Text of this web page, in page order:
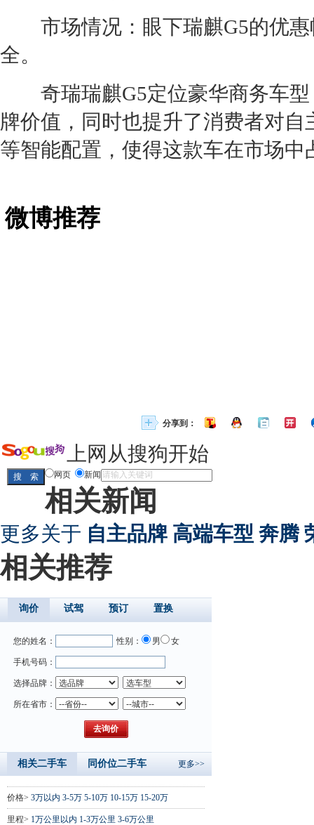
市场情况：眼下瑞麒G5的优
全。
奇瑞瑞麒G5定位豪华商务车
牌价值，同时也提升了消费者对自
等智能配置，使得这款车在市场
微博推荐
分享到：
上网从搜狗开始
网页 新闻
相关新闻
更多关于 自主品牌 高端车型 奔腾
相关推荐
询价 试驾 预订 置换
您的姓名： 性别： 男 女
手机号码：
选择品牌：
所在省市：
相关二手车 同价位二手车 更多>>
价格> 3万以内 3-5万 5-10万 10-15万 15-20万
里程> 1万公里以内 1-3万公里 3-6万公里